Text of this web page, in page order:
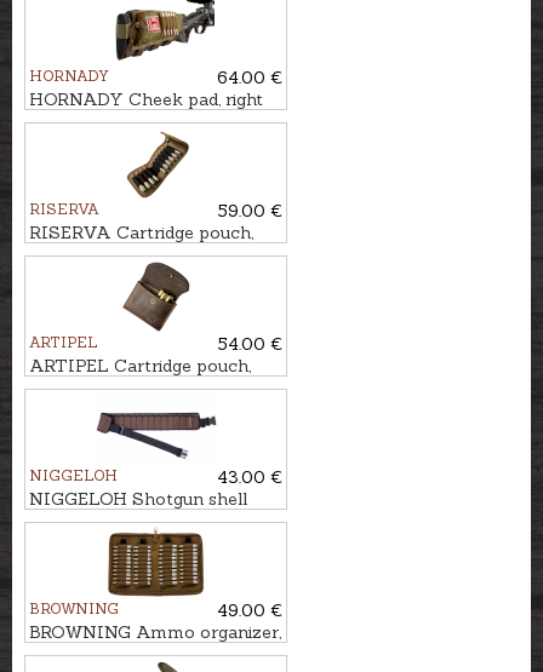
HORNADY
64.00 €
HORNADY Cheek pad, right
handed, 5-Shot
RISERVA
59.00 €
RISERVA Cartridge pouch,
10-Shot
ARTIPEL
54.00 €
ARTIPEL Cartridge pouch,
11-Shot
NIGGELOH
43.00 €
NIGGELOH Shotgun shell
belt, 17-Shot
BROWNING
49.00 €
BROWNING Ammo organizer,
40-Shot